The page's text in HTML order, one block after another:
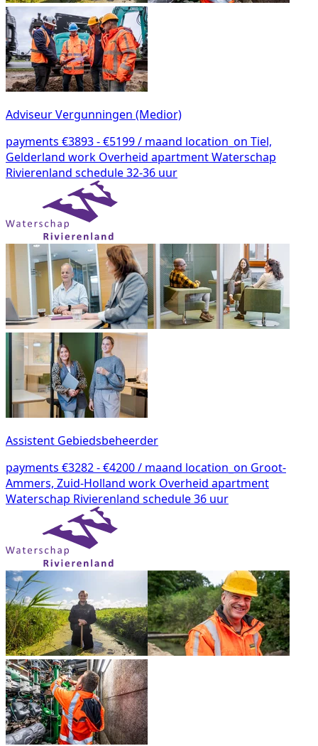
Adviseur Vergunningen (Medior)
payments €3893 - €5199 / maand location_on Tiel,
Gelderland work Overheid apartmentWaterschap
Rivierenland schedule32-36 uur
Assistent Gebiedsbeheerder
payments €3282 - €4200 / maand location_on Groot-
Ammers, Zuid-Holland work Overheid apartment
Waterschap Rivierenland schedule36 uur